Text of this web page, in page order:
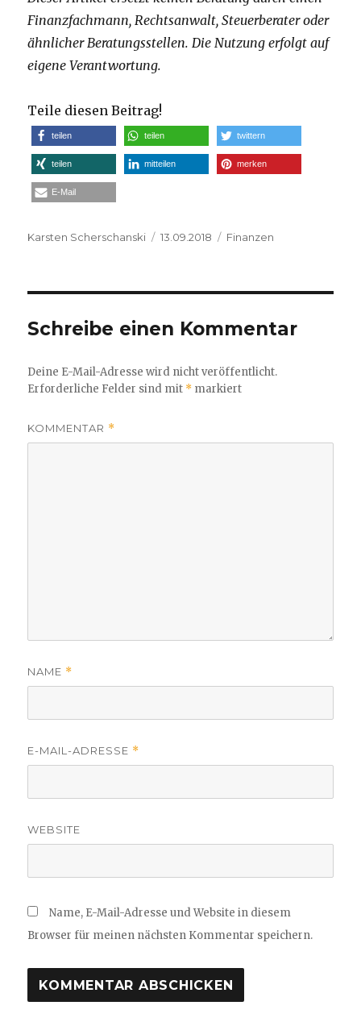
Finanzfachmann, Rechtsanwalt, Steuerberater oder
ähnlicher Beratungsstellen. Die Nutzung erfolgt auf
eigene Verantwortung.
Teile diesen Beitrag!
teilen teilen twittern
teilen mitteilen merken
E-Mail
Autor
Karsten Scherschanski
Veröffentlicht
13.09.2018 Kategorien
Finanzen
Schreibe einen Kommentar
Deine E-Mail-Adresse wird nicht veröffentlicht.
Erforderliche Felder sind mit * markiert
KOMMENTAR *
NAME *
E-MAIL-ADRESSE *
WEBSITE
Name, E-Mail-Adresse und Website in diesem
Browser für meinen nächsten Kommentar speichern.